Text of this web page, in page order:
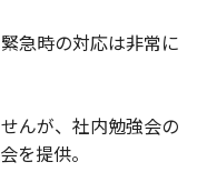
急時の対応は非常に
んが、社内勉強会の
を提供。